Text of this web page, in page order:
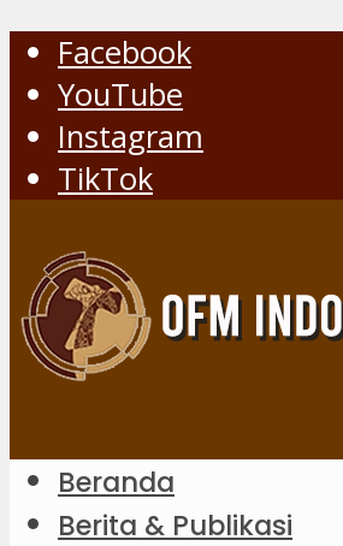
Facebook
YouTube
Instagram
TikTok
Beranda
Berita & Publikasi